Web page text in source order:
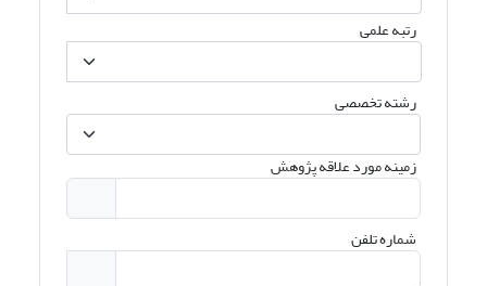
رتبه علمی
رشته تخصصی
زمینه مورد علاقه پژوهش
شماره تلفن